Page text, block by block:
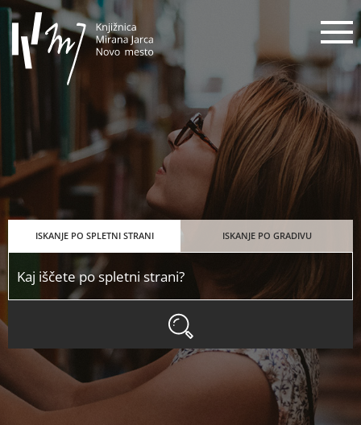
Knjižnica Mirana Jarca Novo
ISKANJE PO SPLETNI STRANI ISKANJE PO GRADIVU
ISKANJE